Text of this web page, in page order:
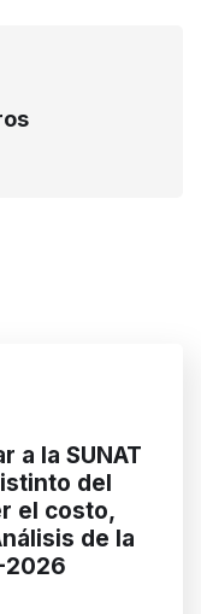
a la SUNAT
del
el costo,
de la
2026